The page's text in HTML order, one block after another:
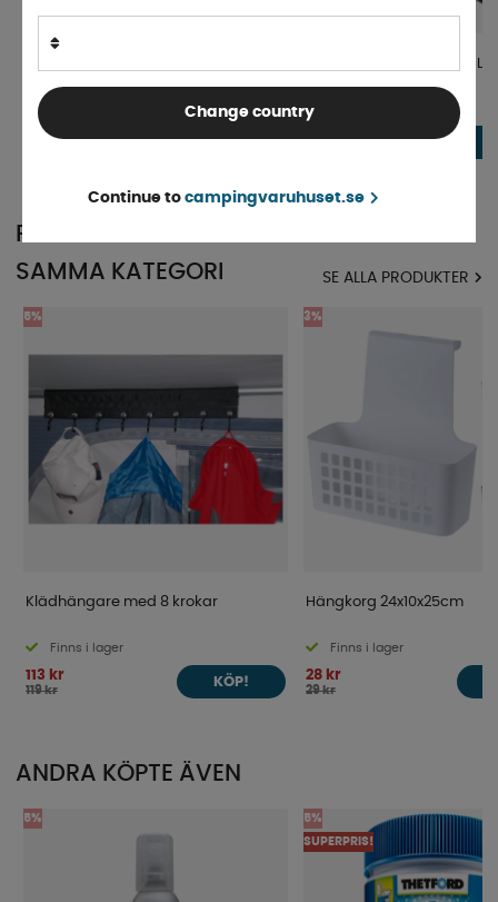
40 kr KÖP!
Förvaringsbox Nordic 23L
54 kr
POPULÄRT INOM
SAMMA KATEGORI
SE ALLA PRODUKTER
5%
Klädhängare med 8 krokar
Finns i lager
113 kr
119 kr
KÖP!
3%
Hängkorg 24x10x25cm
Finns i lager
28 kr
29 kr
ANDRA KÖPTE ÄVEN
5%
5%
SUPERPRIS!
Change country
Continue to campingvaruhuset.se